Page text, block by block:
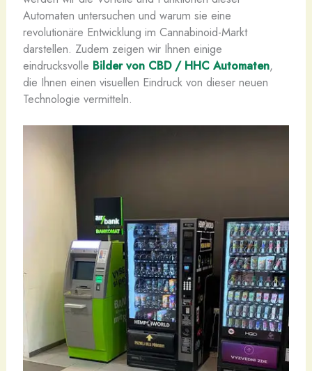
Automaten untersuchen und warum sie eine
revolutionäre Entwicklung im Cannabinoid-Markt
darstellen. Zudem zeigen wir Ihnen einige
eindrucksvolle Bilder von CBD / HHC Automaten,
die Ihnen einen visuellen Eindruck von dieser neuen
Technologie vermitteln.